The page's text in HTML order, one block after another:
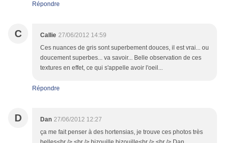
Répondre
C Callie 27/06/2012 14:59
Ces nuances de gris sont superbement douces, il est vrai... ou
doucement superbes... va savoir... Belle observation de ces
textures en effet, ce qui s'appelle avoir l'oeil...
Répondre
D Dan 27/06/2012 12:27
ça me fait penser à des hortensias, je trouve ces photos très